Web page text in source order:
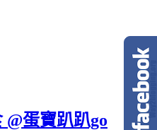
蛋寶趴趴go